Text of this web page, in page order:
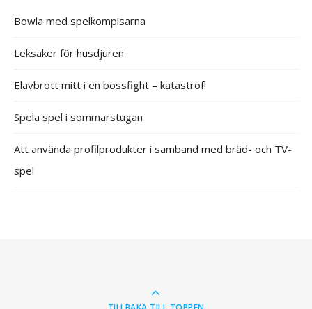
Bowla med spelkompisarna
Leksaker för husdjuren
Elavbrott mitt i en bossfight – katastrof!
Spela spel i sommarstugan
Att använda profilprodukter i samband med bräd- och TV-
spel